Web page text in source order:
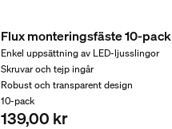
Flux monteringsfäste 10-pack
Enkel uppsättning av LED-ljusslingor
Skruvar och tejp ingår
Robust och transparent design
10-pack
139,00 kr